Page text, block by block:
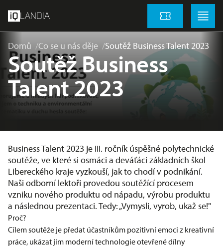
LANDIA Vstupenky
Menu
Domů Co se u nás děje Soutěž Business Talent 2023
Soutěž Business
Talent 2023
Business Talent 2023 je III. ročník úspěšné polytechnické
soutěže, ve které si osmáci a deváťáci základních škol
Libereckého kraje vyzkouší, jak to chodí v podnikání.
Naši odborní lektoři provedou soutěžící procesem
vzniku nového produktu od nápadu, výrobu produktu
a následnou prezentaci. Tedy: „Vymysli, vyrob, ukaž se!"
Proč?
Cílem soutěže je předat účastníkům pozitivní emoci z kreativní
práce, ukázat jim moderní technologie otevřené dílny